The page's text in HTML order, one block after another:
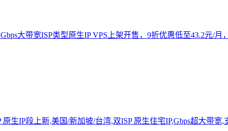
大带宽ISP类型原生IP VPS上架开售，9折优惠低至43.2元/
生IP段上新,美国/新加坡/台湾,双ISP 原生住宅IP,Gbps超大带宽,